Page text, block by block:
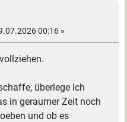
00:16 »
überlege ich
in geraumer Zeit noch
und ob es